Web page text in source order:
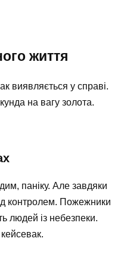
життя
виявляється у справі.
на вагу золота.
паніку. Але завдяки
контролем. Пожежники
людей із небезпеки.